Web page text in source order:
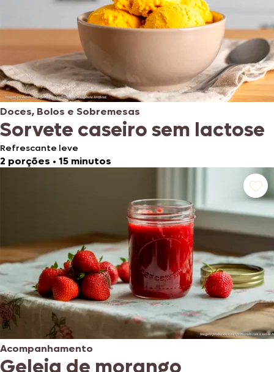
Doces, Bolos e Sobremesas
Sorvete caseiro sem lactose
Refrescante leve
2 porções • 15 minutos
Acompanhamento